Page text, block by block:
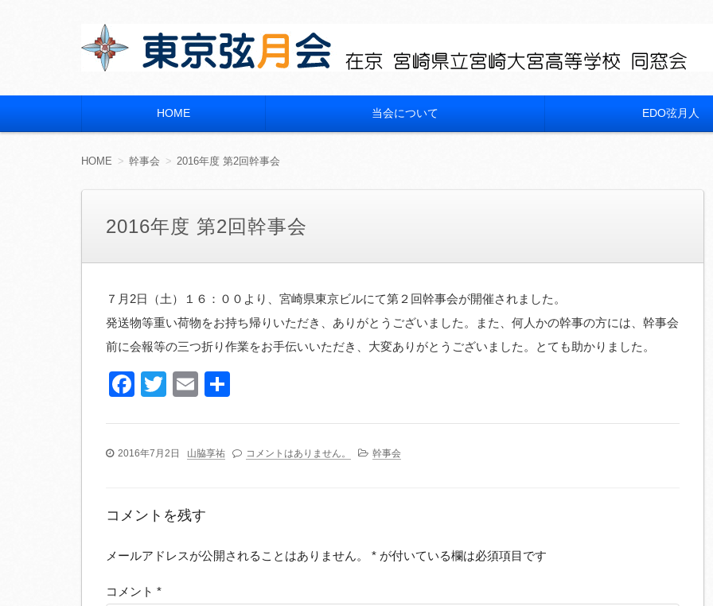
東京弦月会
ン
HOME 当会について EDO弦月人
HOME 幹事会 2016年度 第2回幹事会
2016年度 第2回幹事会
７月2日（土）１６：００より、宮崎県東京ビルにて第２回幹事会が開催されました。
発送物等重い荷物をお持ち帰りいただき、ありがとうございました。また、何人かの幹事の方には、幹事会
前に会報等の三つ折り作業をお手伝いいただき、大変ありがとうございました。とても助かりました。
Facebook
Twitter
Email
2016年7月2日 山脇享祐 コメントはありません。 幹事会
コメントを残す
メールアドレスが公開されることはありません。 * が付いている欄は必須項目です
コメント *